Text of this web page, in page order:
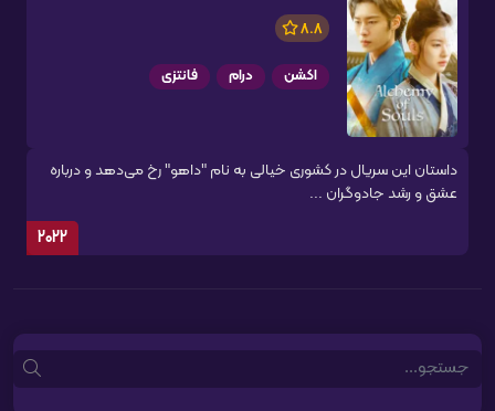
8.8
اکشن درام فانتزی
داستان این سریال در کشوری خیالی به نام "داهو" رخ می‌دهد و درباره
عشق و رشد جادوگران ...
2022
Search